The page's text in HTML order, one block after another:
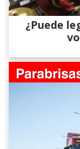
¿Puede